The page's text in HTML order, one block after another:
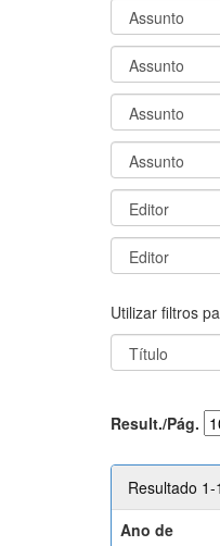
Utilizar filtros
Result./Pág.
Resultado 1-
Ano de